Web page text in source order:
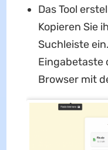
Das Tool
Kopieren Sie
Suchleiste
Eingabetaste
Browser mit